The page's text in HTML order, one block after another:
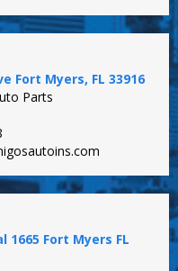
Fort Myers, FL 33916
Parts
1665 Fort Myers FL